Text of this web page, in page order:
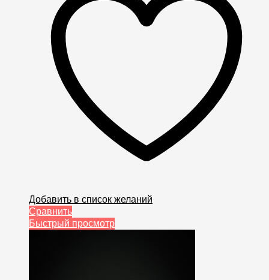
Добавить в список желаний
Сравнить
Быстрый просмотр